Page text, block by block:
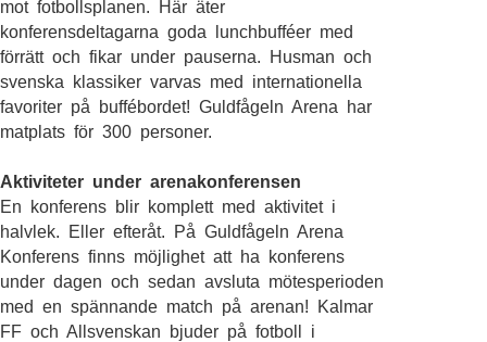
mot fotbollsplanen. Här äter
konferensdeltagarna goda lunchbufféer med
förrätt och fikar under pauserna. Husman och
svenska klassiker varvas med internationella
favoriter på buffébordet! Guldfågeln Arena har
matplats för 300 personer.
Aktiviteter under arenakonferensen
En konferens blir komplett med aktivitet i
halvlek. Eller efteråt. På Guldfågeln Arena
Konferens finns möjlighet att ha konferens
under dagen och sedan avsluta mötesperioden
med en spännande match på arenan! Kalmar
FF och Allsvenskan bjuder på fotboll i